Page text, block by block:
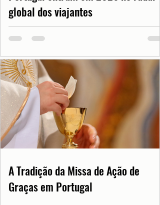
global dos viajantes
A Tradição da Missa de Ação de
Graças em Portugal